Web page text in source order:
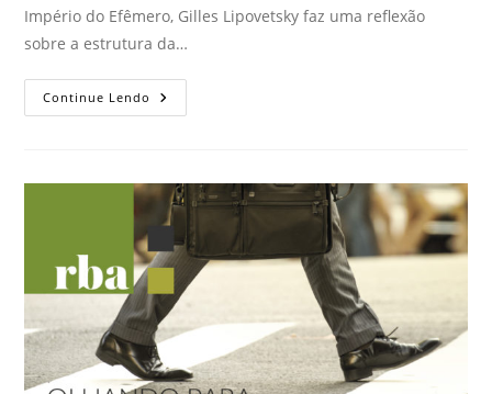
Império do Efêmero, Gilles Lipovetsky faz uma reflexão
sobre a estrutura da…
Continue Lendo